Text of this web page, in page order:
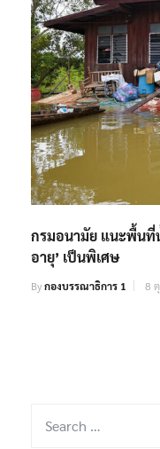
กรมอนามัย แนะพื้นที่
อายุ’ เป็นพิเศษ
Byกองบรรณาธิการ 1 8